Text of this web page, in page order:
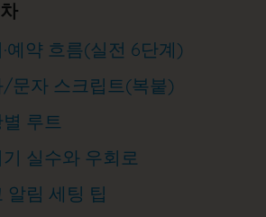
예약 흐름(실전 6단계)
/문자 스크립트(복붙)
루트
실수와 우회로
알림 세팅 팁